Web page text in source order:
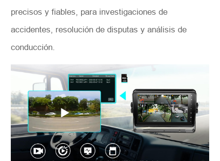
precisos y fiables, para investigaciones de
accidentes, resolución de disputas y análisis de
conducción.